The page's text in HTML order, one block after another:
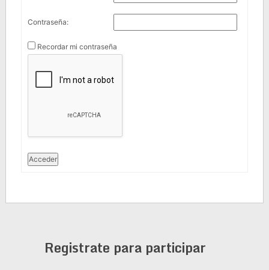
Contraseña:
Recordar mi contraseña
Acceder
Registrate para participar